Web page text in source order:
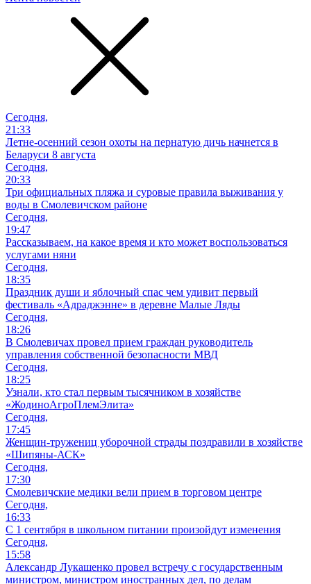
Сегодня,
21:33
Летне-осенний сезон охоты на пернатую дичь начнется в
Беларуси 8 августа
Сегодня,
20:33
Три официальных пляжа и суровые правила выживания у
воды в Смолевичском районе
Сегодня,
19:47
Рассказываем, на какое время и кто может воспользоваться
услугами няни
Сегодня,
18:35
Праздник души и яблочный спас чем удивит первый
фестиваль «Адраджэнне» в деревне Малые Ляды
Сегодня,
18:26
В Смолевичах провел прием граждан руководитель
управления собственной безопасности МВД
Сегодня,
18:25
Узнали, кто стал первым тысячником в хозяйстве
«ЖодиноАгроПлемЭлита»
Сегодня,
17:45
Женщин-тружениц уборочной страды поздравили в хозяйстве
«Шипяны-АСК»
Сегодня,
17:30
Смолевичские медики вели прием в торговом центре
Сегодня,
16:33
С 1 сентября в школьном питании произойдут изменения
Сегодня,
15:58
Александр Лукашенко провел встречу с государственным
министром, министром иностранных дел, по делам